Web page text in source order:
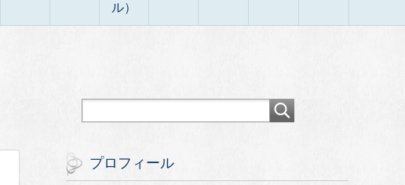
ル）
プロフィール